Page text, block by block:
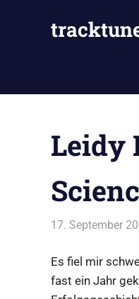
Hahahaha.
Leidy
17. September
Es fiel mir
fast ein Jahr